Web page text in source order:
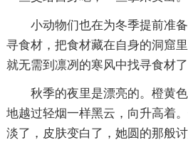
小动物们也在为冬季提前准
寻食材，把食材藏在自身的洞窟
就无需到凛冽的寒风中找寻食材了
秋季的夜里是漂亮的。橙黄
地越过轻烟一样黑云，向升高着
淡了，皮肤变白了，她圆的那般